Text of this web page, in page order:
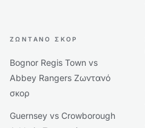
ΖΩΝΤΑΝΌ ΣΚΟΡ
Bognor Regis Town vs
Abbey Rangers Ζωντανό
σκορ
Guernsey vs Crowborough